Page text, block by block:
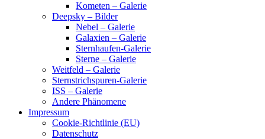
Kometen – Galerie
Deepsky – Bilder
Nebel – Galerie
Galaxien – Galerie
Sternhaufen-Galerie
Sterne – Galerie
Weitfeld – Galerie
Sternstrichspuren-Galerie
ISS – Galerie
Andere Phänomene
Impressum
Cookie-Richtlinie (EU)
Datenschutz